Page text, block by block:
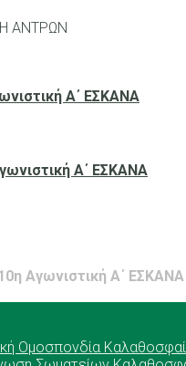
Α΄ ΕΣΚΑΝΑ
Α΄ ΕΣΚΑΝΑ
Αγωνιστική Α΄ ΕΣΚΑΝΑ
Ομοσπονδία